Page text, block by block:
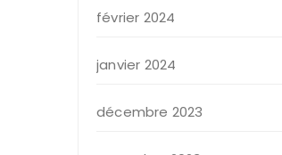
février 2024
janvier 2024
décembre 2023